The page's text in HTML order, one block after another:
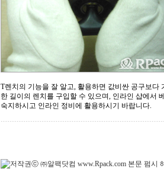
T렌치의 기능을 잘 알고, 활용하면 값비싼 공구보
한 길이의 렌치를 구입할 수 있으며, 인라인 샵에서
숙지하시고 인라인 정비에 활용하시기 바랍니다.